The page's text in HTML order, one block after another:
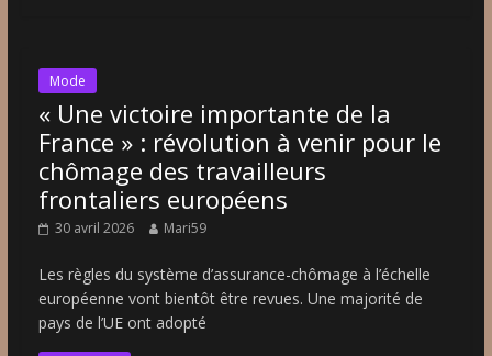
Mode
« Une victoire importante de la
France » : révolution à venir pour le
chômage des travailleurs
frontaliers européens
30 avril 2026 Mari59
Les règles du système d’assurance-chômage à l’échelle
européenne vont bientôt être revues. Une majorité de
pays de l’UE ont adopté